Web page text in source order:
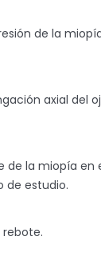
de la
axial del
la miopía en
de estudio.